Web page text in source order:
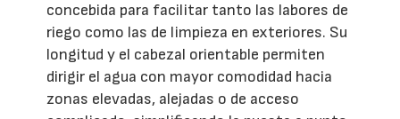
concebida para facilitar tanto las labores de
riego como las de limpieza en exteriores. Su
longitud y el cabezal orientable permiten
dirigir el agua con mayor comodidad hacia
zonas elevadas, alejadas o de acceso